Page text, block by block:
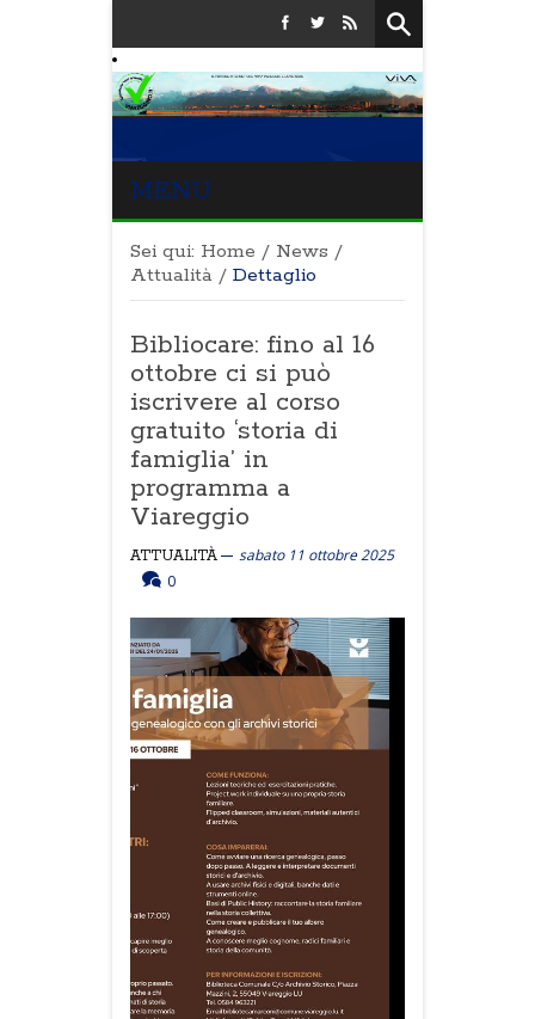
MENU
Sei qui: Home / News /
Attualità / Dettaglio
Bibliocare: fino al 16
ottobre ci si può
iscrivere al corso
gratuito ‘storia di
famiglia’ in
programma a
Viareggio
ATTUALITÀ
sabato 11 ottobre 2025
0